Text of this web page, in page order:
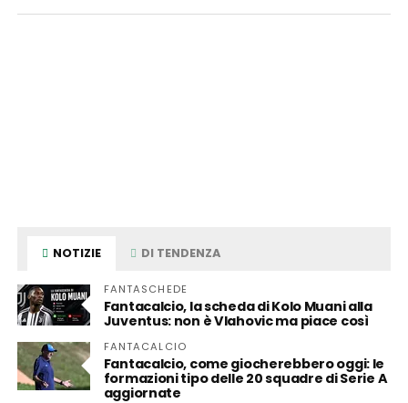
NOTIZIE DI TENDENZA
FANTASCHEDE
Fantacalcio, la scheda di Kolo Muani alla
Juventus: non è Vlahovic ma piace così
FANTACALCIO
Fantacalcio, come giocherebbero oggi: le
formazioni tipo delle 20 squadre di Serie A
aggiornate